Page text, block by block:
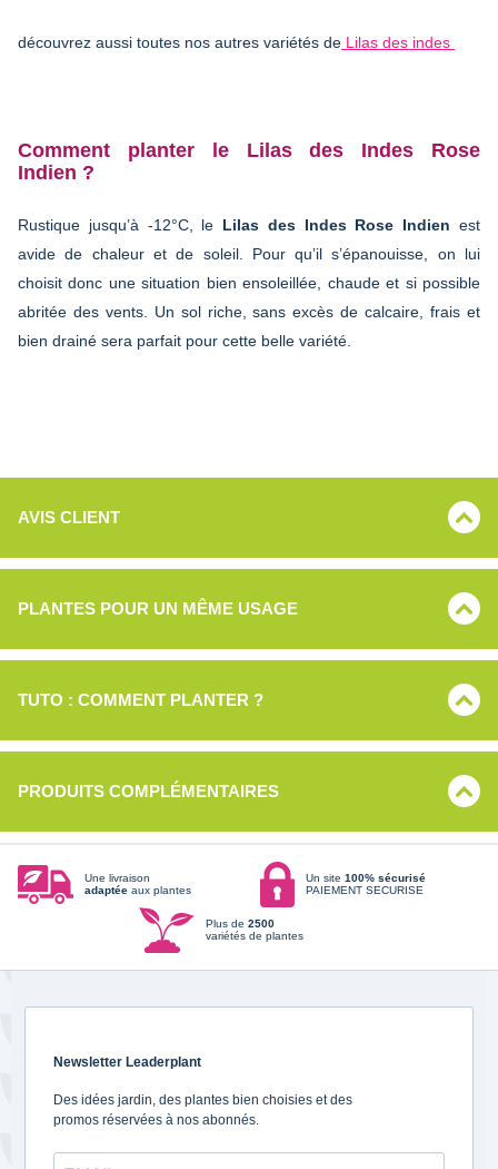
découvrez aussi toutes nos autres variétés de Lilas des indes
Comment planter le Lilas des Indes Rose
Indien ?
Rustique jusqu’à -12°C, le Lilas des Indes Rose Indien est
avide de chaleur et de soleil. Pour qu’il s’épanouisse, on lui
choisit donc une situation bien ensoleillée, chaude et si possible
abritée des vents. Un sol riche, sans excès de calcaire, frais et
bien drainé sera parfait pour cette belle variété.
AVIS CLIENT
PLANTES POUR UN MÊME USAGE
TUTO : COMMENT PLANTER ?
PRODUITS COMPLÉMENTAIRES
Une livraison
adaptée aux plantes
Un site 100% sécurisé
PAIEMENT SECURISE
Plus de 2500
variétés de plantes
Newsletter Leaderplant
Des idées jardin, des plantes bien choisies et des
promos réservées à nos abonnés.